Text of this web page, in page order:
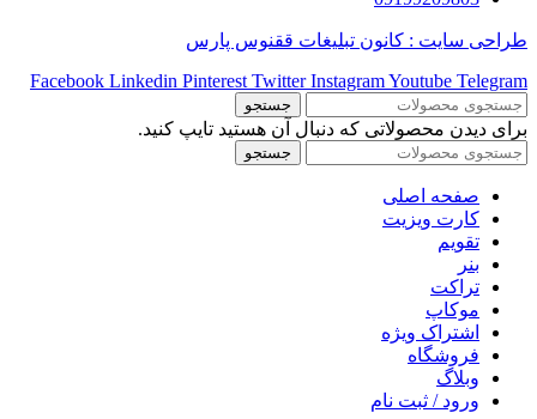
طراحی سایت : کانون تبلیغات ققنوس پارس
Facebook Linkedin Pinterest Twitter InstagramYoutube Telegram
جستجو
برای دیدن محصولاتی که دنبال آن هستید تایپ کنید.
جستجو
صفحه اصلی
کارت ویزیت
تقویم
بنر
تراکت
موکاپ
اشتراک ویژه
فروشگاه
وبلاگ
ورود / ثبت نام